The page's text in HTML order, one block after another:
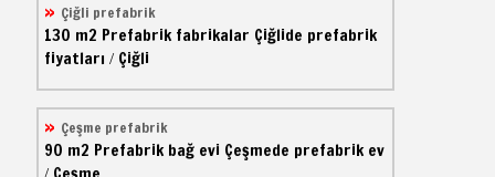
Çiğli prefabrik
130 m2 Prefabrik fabrikalar Çiğlide prefabrik
fiyatları / Çiğli
Çeşme prefabrik
90 m2 Prefabrik bağ evi Çeşmede prefabrik ev
/